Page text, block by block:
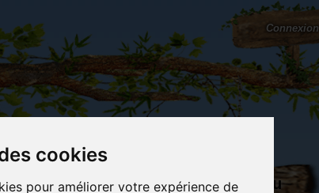
cookies
pour améliorer votre expérience de
Connexion
Objets déco et
Du côté du